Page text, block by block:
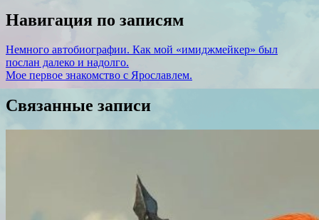
Навигация по записям
Немного автобиографии. Как мой «имиджмейкер» был
послан далеко и надолго.
Мое первое знакомство с Ярославлем.
Связанные записи